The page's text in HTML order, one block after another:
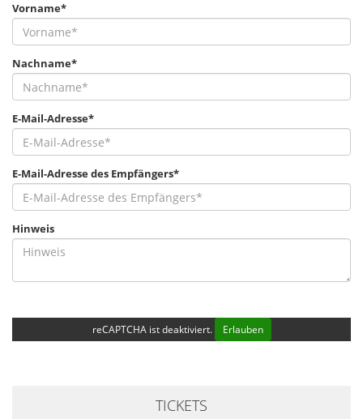
Vorname*
Nachname*
E-Mail-Adresse*
E-Mail-Adresse des Empfängers*
Hinweis
reCAPTCHA ist deaktiviert. Erlauben
TICKETS